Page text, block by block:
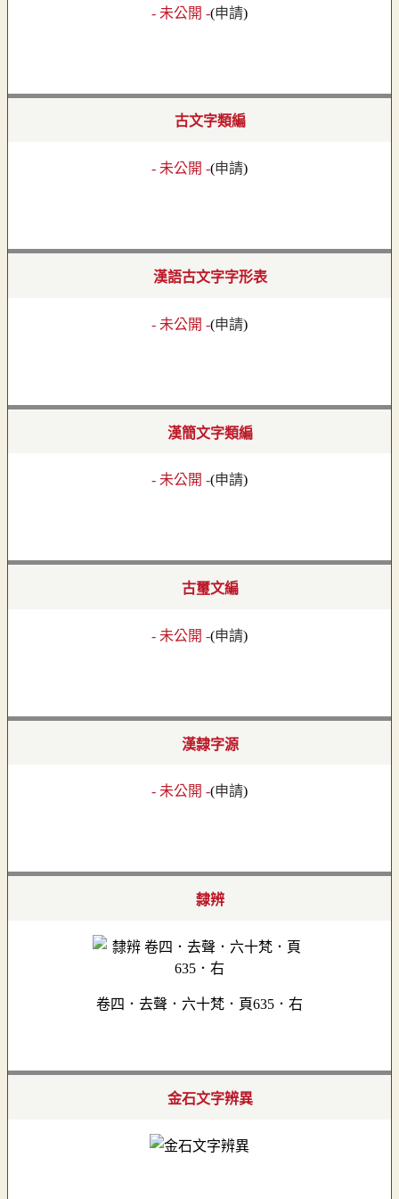
- 未公開 -(申請)
古文字類編
- 未公開 -(申請)
漢語古文字字形表
- 未公開 -(申請)
漢簡文字類編
- 未公開 -(申請)
古璽文編
- 未公開 -(申請)
漢隸字源
- 未公開 -(申請)
隸辨
卷四．去聲．六十梵．頁635．右
金石文字辨異